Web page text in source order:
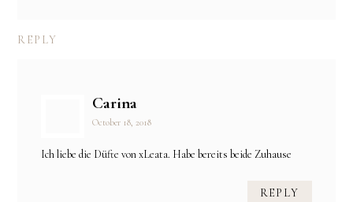
REPLY
Carina
October 18, 2018
Ich liebe die Düfte von xLeata. Habe bereits beide Zuhause
REPLY